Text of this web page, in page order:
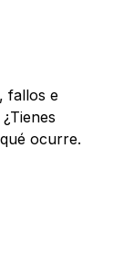
fallos e
ocurre.